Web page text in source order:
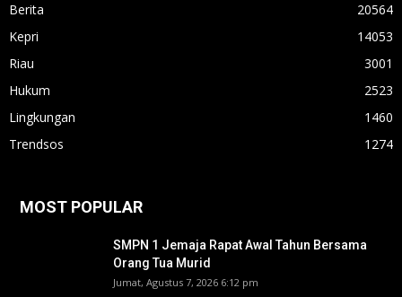
Berita
20564
Kepri
14053
Riau
3001
Hukum
2523
Lingkungan
1460
Trendsos
1274
MOST POPULAR
SMPN 1 Jemaja Rapat Awal Tahun Bersama
Orang Tua Murid ‎
Jumat, Agustus 7, 2026 6:12 pm